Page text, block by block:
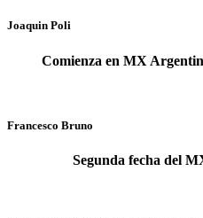
Joaquin Poli
Comienza en MX
Francesco Bruno
Segunda fecha del